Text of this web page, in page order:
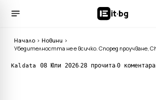
it·bg
Начало › Новини ›
Kaldata 08 Юли 2026·28 прочита·0 коментара